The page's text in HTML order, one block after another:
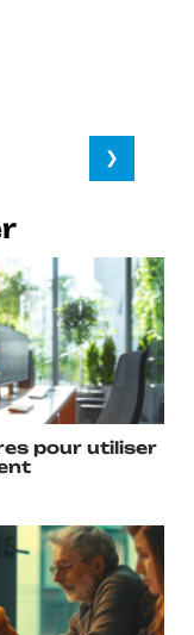
pour utiliser